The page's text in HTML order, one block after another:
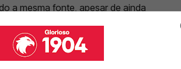
a mesma fonte, apesar de ainda
já estará fechado,